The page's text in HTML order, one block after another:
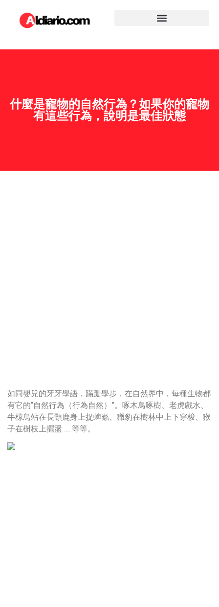
什麼是寵物的自然行為？如果你的寵物
有這些行為，說明是最佳狀態
如同嬰兒的牙牙學語，蹣跚學步，在自然界中，每種生物都
有它的“自然行為（行為自然）”。啄木鳥啄樹、老虎戲水、
牛椋鳥站在長頸鹿身上捉蜱蟲、獵豹在樹林中上下穿梭、猴
子在樹枝上擺盪……等等。